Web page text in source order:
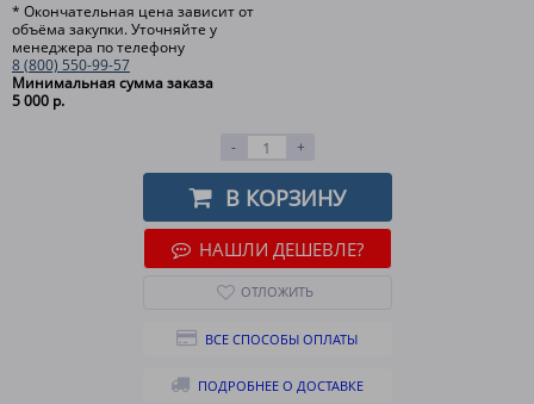
* Окончательная цена зависит от
объёма закупки. Уточняйте у
менеджера по телефону
8 (800) 550-99-57
Минимальная сумма заказа
5 000 р.
- +
В КОРЗИНУ
НАШЛИ ДЕШЕВЛЕ?
ОТЛОЖИТЬ
ВСЕ СПОСОБЫ ОПЛАТЫ
ПОДРОБНЕЕ О ДОСТАВКЕ